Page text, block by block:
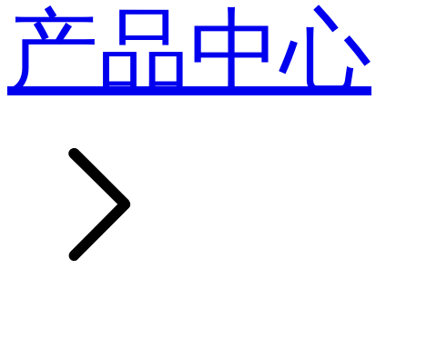
产品中心